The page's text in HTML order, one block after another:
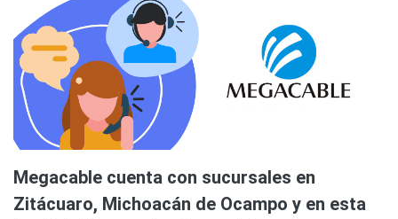
Megacable cuenta con sucursales en
Zitácuaro, Michoacán de Ocampo y en esta